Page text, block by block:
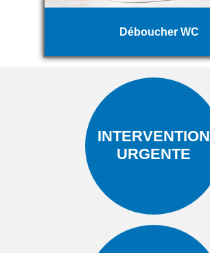
Déboucher WC
INTERVENTION
URGENTE